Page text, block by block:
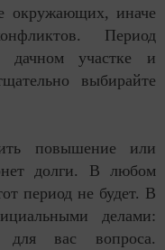
окружающих, иначе
Период
дачном участке и
выбирайте
повышение или
долги. В любом
период не будет. В
делами:
для вас вопроса.